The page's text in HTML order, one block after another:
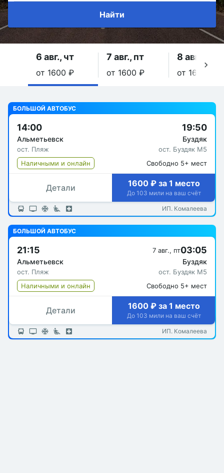
Найти
6 авг., чт
от 1600 ₽
7 авг., пт
от 1600 ₽
8 авг., сб
от 1600 ₽
БОЛЬШОЙ АВТОБУС
14:00
Альметьевск
ост. Пляж
19:50
Буздяк
ост. Буздяк М5
Наличными и онлайн
Свободно 5+ мест
Детали 1600 ₽ за 1 место
До 103 мили на ваш счёт
ИП. Комалеева
БОЛЬШОЙ АВТОБУС
21:15
Альметьевск
ост. Пляж
03:05
7 авг., пт
Буздяк
ост. Буздяк М5
Наличными и онлайн
Свободно 5+ мест
Детали 1600 ₽ за 1 место
До 103 мили на ваш счёт
ИП. Комалеева